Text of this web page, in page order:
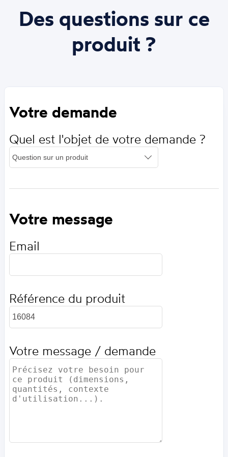
Des questions sur ce
produit ?
Votre demande
Quel est l'objet de votre demande ?
Votre message
Email
Référence du produit
Votre message / demande